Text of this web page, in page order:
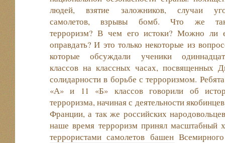
людей, взятие заложников, случаи
самолетов, взрывы бомб. Что же
терроризм? В чем его истоки? Можно ли
оправдать? И это только некоторые из
которые обсуждали ученики
классов на классных часах, посвященных
солидарности в борьбе с терроризмом.
«А» и 11 «Б» классов говорили об
терроризма, начиная с деятельности
Франции, а так же российских
наше время терроризм принял масштабный
террористами самолетов башен